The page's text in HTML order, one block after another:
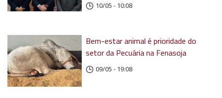
10/05 - 10:08
Bem-estar animal é prioridade do
setor da Pecuária na Fenasoja
09/05 - 19:08